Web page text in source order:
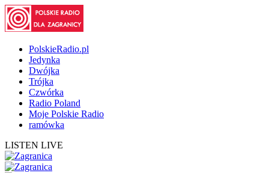
PolskieRadio.pl
Jedynka
Dwójka
Trójka
Czwórka
Radio Poland
Moje Polskie Radio
ramówka
LISTEN LIVE